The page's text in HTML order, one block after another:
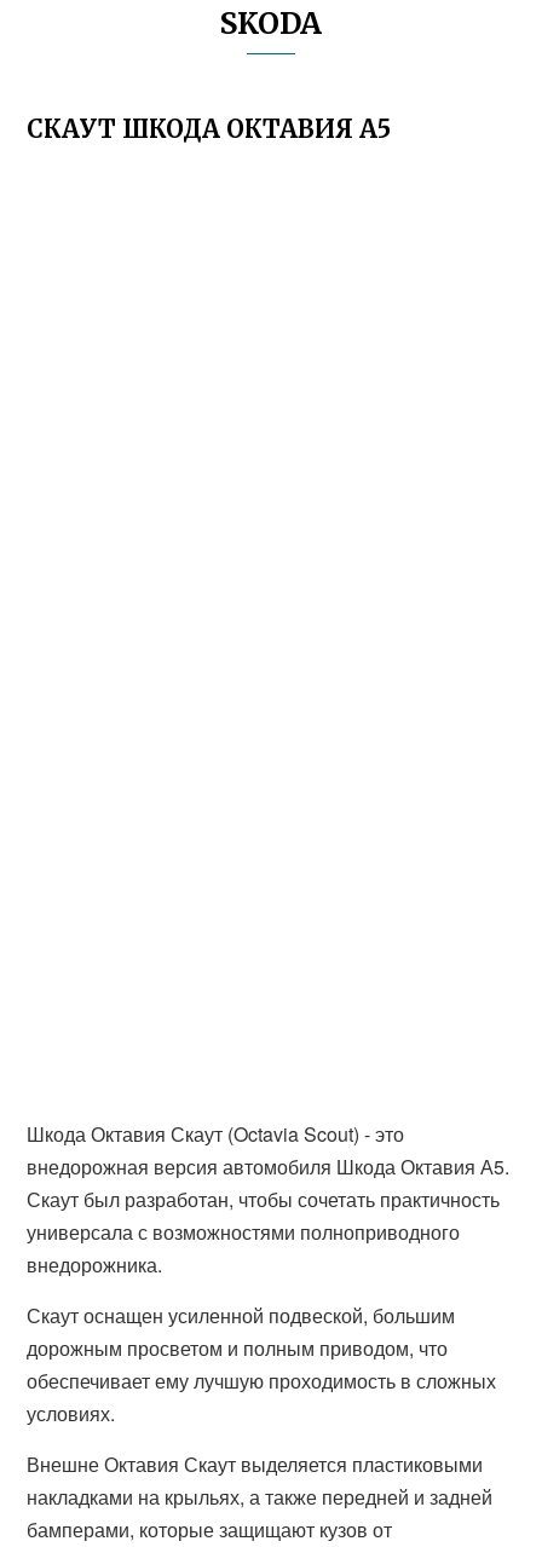
SKODA
СКАУТ ШКОДА ОКТАВИЯ А5
Шкода Октавия Скаут (Octavia Scout) - это
внедорожная версия автомобиля Шкода Октавия А5.
Скаут был разработан, чтобы сочетать практичность
универсала с возможностями полноприводного
внедорожника.
Скаут оснащен усиленной подвеской, большим
дорожным просветом и полным приводом, что
обеспечивает ему лучшую проходимость в сложных
условиях.
Внешне Октавия Скаут выделяется пластиковыми
накладками на крыльях, а также передней и задней
бамперами, которые защищают кузов от